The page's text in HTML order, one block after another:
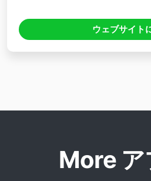
ウェブサイト
More